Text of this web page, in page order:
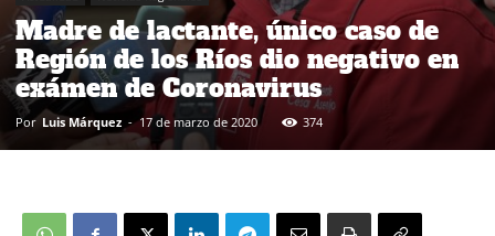
Madre de lactante, único caso de
Región de los Ríos dio negativo en
exámen de Coronavirus
Por Luis Márquez - 17 de marzo de 2020 374